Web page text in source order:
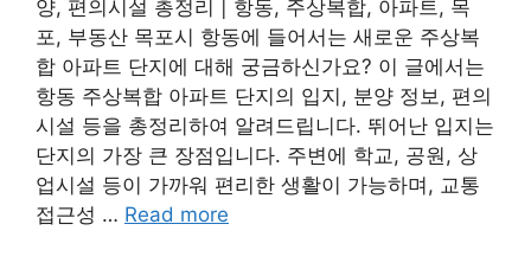
양, 편의시설 총정리 | 항동, 주상복합, 아파트, 목
포, 부동산 목포시 항동에 들어서는 새로운 주상복
합 아파트 단지에 대해 궁금하신가요? 이 글에서는
항동 주상복합 아파트 단지의 입지, 분양 정보, 편의
시설 등을 총정리하여 알려드립니다. 뛰어난 입지는
단지의 가장 큰 장점입니다. 주변에 학교, 공원, 상
업시설 등이 가까워 편리한 생활이 가능하며, 교통
접근성 … Read more